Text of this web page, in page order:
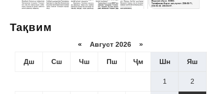
Тақвим
« Август 2026 »
Дш Сш Чш Пш Ҷм Шн Яш
1 2